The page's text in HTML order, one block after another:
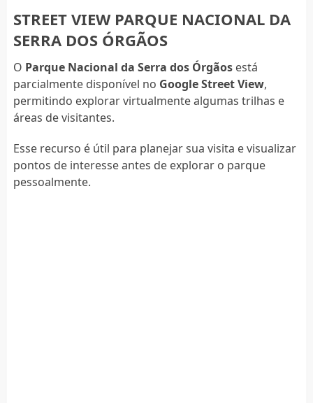
STREET VIEW PARQUE NACIONAL DA
SERRA DOS ÓRGÃOS
O Parque Nacional da Serra dos Órgãosestá
parcialmente disponível no Google Street View,
permitindo explorar virtualmente algumas trilhas e
áreas de visitantes.
Esse recurso é útil para planejar sua visita e visualizar
pontos de interesse antes de explorar o parque
pessoalmente.